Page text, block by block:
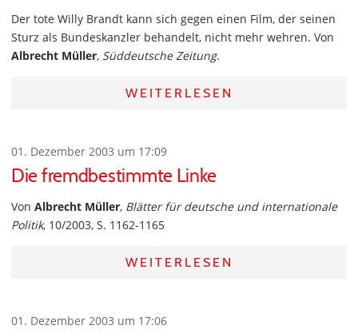
Der tote Willy Brandt kann sich gegen einen Film, der seinen
Sturz als Bundeskanzler behandelt, nicht mehr wehren. Von
Albrecht Müller, Süddeutsche Zeitung.
WEITERLESEN
01. Dezember 2003 um 17:09
Die fremdbestimmte Linke
Von Albrecht Müller, Blätter für deutsche und internationale
Politik, 10/2003, S. 1162-1165
WEITERLESEN
01. Dezember 2003 um 17:06